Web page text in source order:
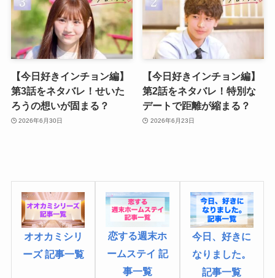
【今日好きインチョン編】
第3話をネタバレ！せいた
ろうの想いが固まる？
2026年6月30日
【今日好きインチョン編】
第2話をネタバレ！特別な
デートで距離が縮まる？
2026年6月23日
オオカミシリ
ーズ 記事一覧
恋する週末ホ
ームステイ 記
事一覧
今日、好きに
なりました 。
記事一覧